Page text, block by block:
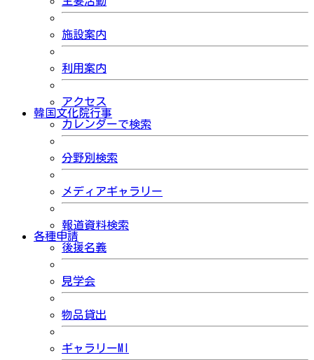
施設案内
利用案内
アクセス
韓国文化院行事
カレンダーで検索
分野別検索
メディアギャラリー
報道資料検索
各種申請
後援名義
見学会
物品貸出
ギャラリーMI